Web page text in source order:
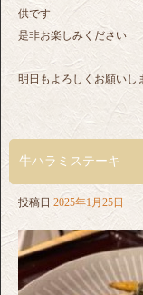
供です
是非お楽しみください
明日もよろしくお願いし
牛ハラミステーキ
投稿日 2025年1月25日